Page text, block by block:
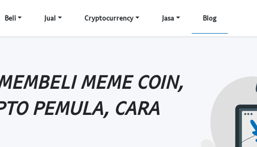
Beli Jual Cryptocurrency Jasa Blog
MEME COIN,
PEMULA, CARA